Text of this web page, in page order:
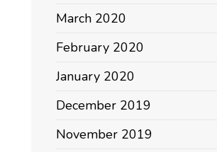
March 2020
February 2020
January 2020
December 2019
November 2019